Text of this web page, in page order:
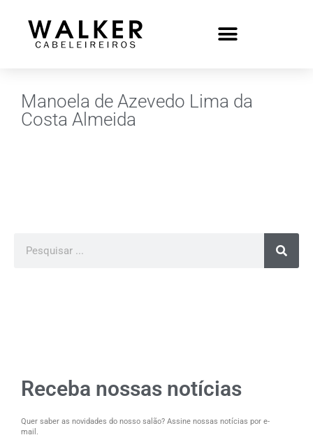
Manoela de Azevedo Lima da
Costa Almeida
Receba nossas notícias
Quer saber as novidades do nosso salão? Assine nossas notícias por e-
mail.